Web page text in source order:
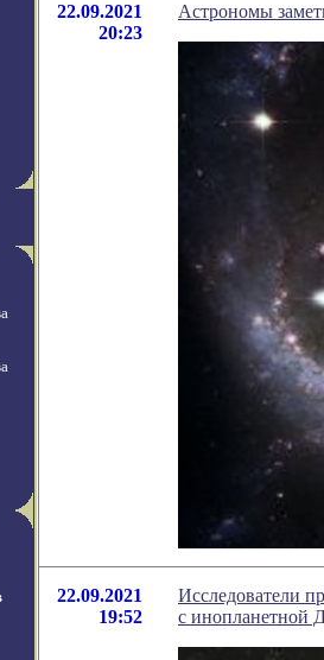
22.09.2021
20:23
Астрономы
22.09.2021
19:52
Исследователи
с инопланетной